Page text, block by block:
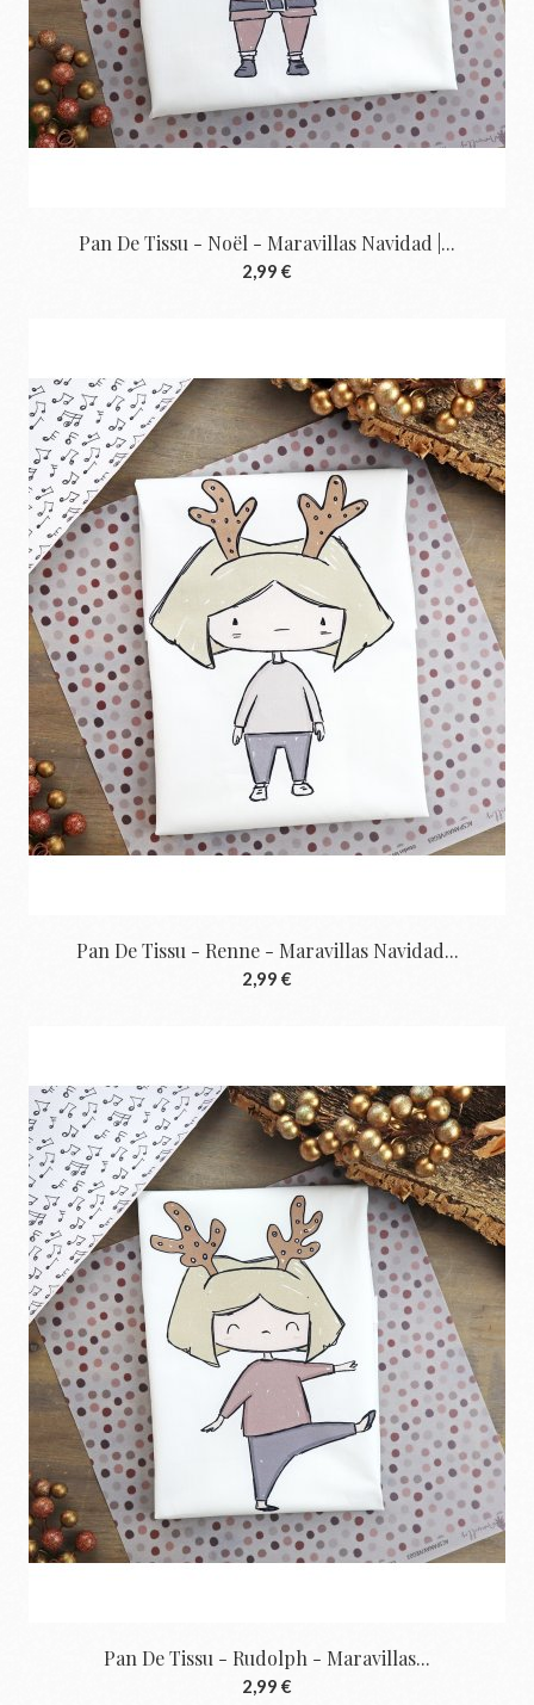
Pan De Tissu - Noël - Maravillas Navidad |...
2,99 €
Pan De Tissu - Renne - Maravillas Navidad...
2,99 €
Pan De Tissu - Rudolph - Maravillas...
2,99 €